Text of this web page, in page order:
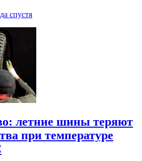
спустя
летние шины теряют
при температуре